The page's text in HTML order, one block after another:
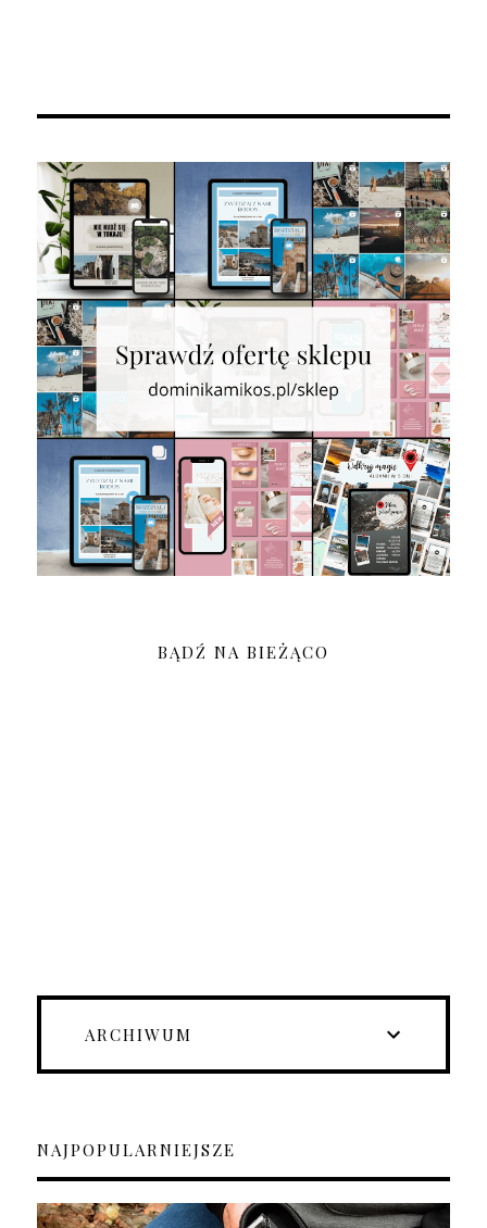
BĄDŹ NA BIEŻĄCO
ARCHIWUM
NAJPOPULARNIEJSZE